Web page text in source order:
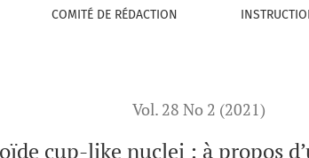
COMITÉ DE RÉDACTION
Vol. 28 No 2 (2021)
cup-like nuclei : à propos